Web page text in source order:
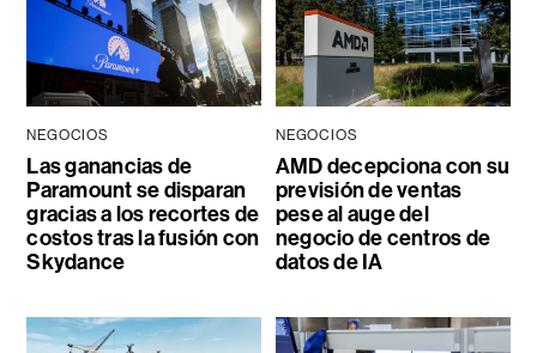
NEGOCIOS
Las ganancias de
Paramount se disparan
gracias a los recortes de
costos tras la fusión con
Skydance
NEGOCIOS
AMD decepciona con su
previsión de ventas
pese al auge del
negocio de centros de
datos de IA